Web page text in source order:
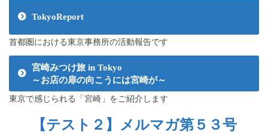
TokyoReport
首都圏における東京事務所の活動報告です
宮崎みつけ旅 in Tokyo
～お店の扉の向こうには宮崎が～
東京で感じられる「宮崎」をご紹介します
【テスト２】メルマガ第５３号